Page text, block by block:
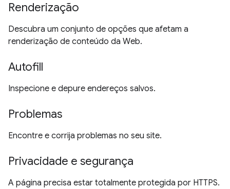
Renderização
Descubra um conjunto de opções que afetam a
renderização de conteúdo da Web.
Autofill
Inspecione e depure endereços salvos.
Problemas
Encontre e corrija problemas no seu site.
Privacidade e segurança
A página precisa estar totalmente protegida por HTTPS.